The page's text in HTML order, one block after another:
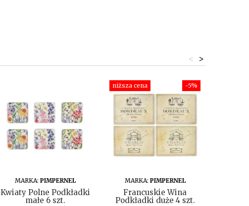
>
<
DO KOSZYKA
MARKA: PIMPERNEL
Kwiaty Polne Podkładki
małe 6 szt.
-5%
niższa cena
DO KOSZYKA
MARKA: PIMPERNEL
Francuskie Wina
Podkładki duże 4 szt.